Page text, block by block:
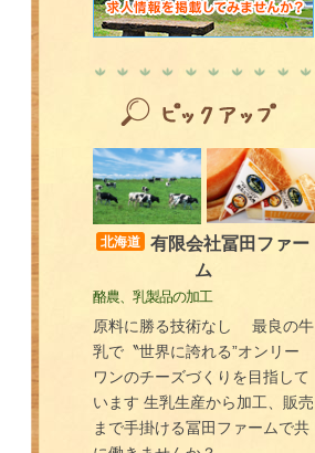
北海道
有限会社冨田ファー
ム
酪農、乳製品の加工
原料に勝る技術なし 最良の牛
乳で〝世界に誇れる”オンリー
ワンのチーズづくりを目指して
います 生乳生産から加工、販売
まで手掛ける冨田ファームで共